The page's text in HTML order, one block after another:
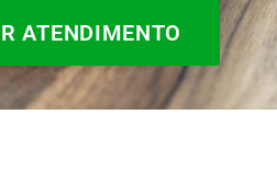
ATENDIMENTO